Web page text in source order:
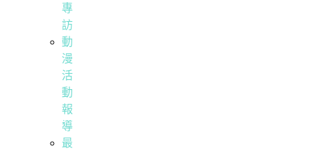
專
訪
動
漫
活
動
報
導
最